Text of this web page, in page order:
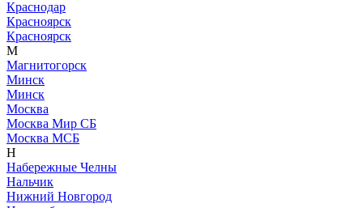
Краснодар
Красноярск
Красноярск
М
Магнитогорск
Минск
Минск
Москва
Москва Мир СБ
Москва МСБ
Н
Набережные Челны
Нальчик
Нижний Новгород